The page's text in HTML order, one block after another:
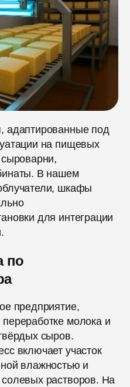
адаптированные под
на пищевых
В нашем
шкафы
для интеграции
по
предприятие,
молока и
сыров.
включает участок
влажностью и
растворов. На